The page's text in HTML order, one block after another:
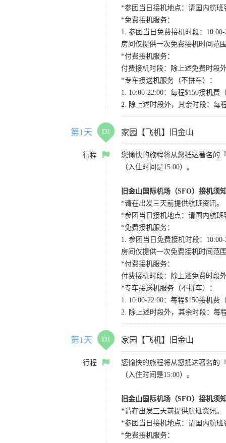
*参团当日接机地点：请国内航班
*免费接机服务：
1. 参团当日免费接机时段：
房间仅提供一次免费接机时间范
*付费接机服务：
付费接机时段：除上述免费时段
*专车接送机服务（不拼车）：
1. 10:00-22:00：每程$150接机
2. 除上述时段外，其余时段：每
第1天 D1 家园【飞机】旧金山
行程
您愉快的旅程将从您抵达著名的
（入住时间是15:00）。
旧金山国际机场（SFO）接机须
*请在出发三天前提供航班资讯。
*参团当日接机地点：请国内航班
*免费接机服务：
1. 参团当日免费接机时段：
房间仅提供一次免费接机时间范
*付费接机服务：
付费接机时段：除上述免费时段
*专车接送机服务（不拼车）：
1. 10:00-22:00：每程$150接机
2. 除上述时段外，其余时段：每
第1天 D1 家园【飞机】旧金山
行程
您愉快的旅程将从您抵达著名的
（入住时间是15:00）。
旧金山国际机场（SFO）接机须
*请在出发三天前提供航班资讯。
*参团当日接机地点：请国内航班
*免费接机服务：